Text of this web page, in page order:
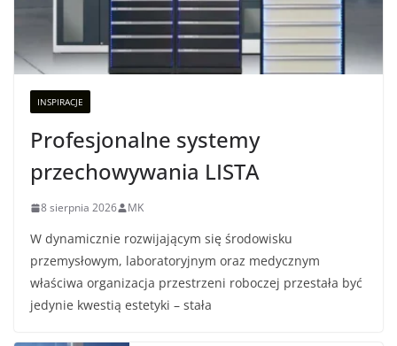
INSPIRACJE
Profesjonalne systemy
przechowywania LISTA
8 sierpnia 2026 MK
W dynamicznie rozwijającym się środowisku
przemysłowym, laboratoryjnym oraz medycznym
właściwa organizacja przestrzeni roboczej przestała być
jedynie kwestią estetyki – stała